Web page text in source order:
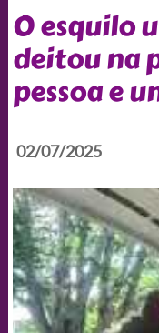
O esquilo
deitou na
pessoa e
02/07/2025